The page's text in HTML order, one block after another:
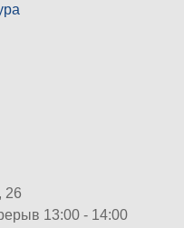
26
13:00 - 14:00